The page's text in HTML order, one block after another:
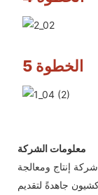
الخطوة 5
معلومات الشركة
إنتاج ومعالجة
جاهدةً لتقديم